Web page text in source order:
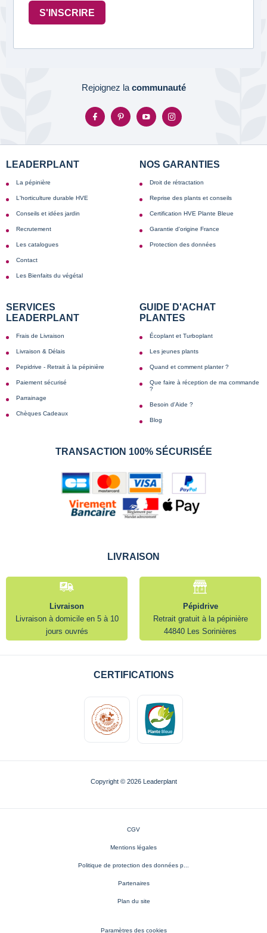
S'INSCRIRE
Rejoignez la communauté
LEADERPLANT
La pépinière
L'horticulture durable HVE
Conseils et idées jardin
Recrutement
Les catalogues
Contact
Les Bienfaits du végétal
NOS GARANTIES
Droit de rétractation
Reprise des plants et conseils
Certification HVE Plante Bleue
Garantie d'origine France
Protection des données
SERVICES
LEADERPLANT
Frais de Livraison
Livraison & Délais
Pepidrive - Retrait à la pépinière
Paiement sécurisé
Parrainage
Chèques Cadeaux
GUIDE D'ACHAT
PLANTES
Écoplant et Turboplant
Les jeunes plants
Quand et comment planter ?
Que faire à réception de ma commande
?
Besoin d'Aide ?
Blog
TRANSACTION 100% SÉCURISÉE
LIVRAISON
Livraison
Livraison à domicile en 5 à 10
jours ouvrés
Pépidrive
Retrait gratuit à la pépinière
44840 Les Sorinières
CERTIFICATIONS
Copyright © 2026 Leaderplant
CGV
Mentions légales
Politique de protection des données p...
Partenaires
Plan du site
Paramètres des cookies